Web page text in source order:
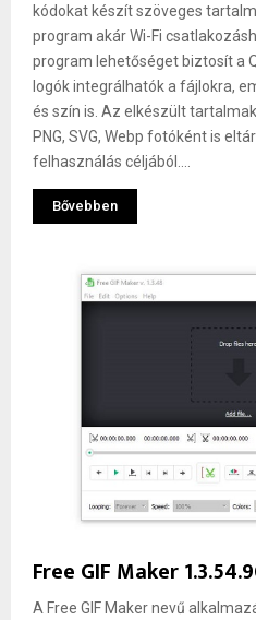
kódokat készít szöveges
program akár Wi-Fi
program lehetőséget biztosít a
logók integrálhatók a fájlokra,
és szín is. Az elkészült
PNG, SVG, Webp fotóként is
felhasználás céljából....
Bővebben
Free GIF Maker
A Free GIF Maker nevű